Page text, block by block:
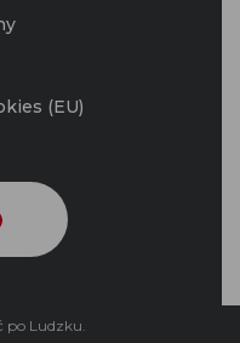
(EU)